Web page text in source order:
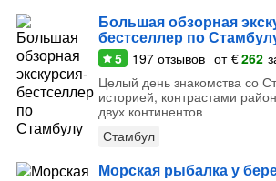
Большая обзорная
бестселлер по
5 197 отзывов от €262
Целый день знакомства со
историей, контрастами
двух континентов
Стамбул
Морская рыбалка у